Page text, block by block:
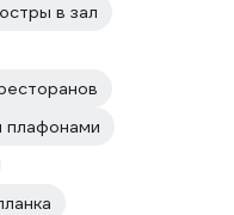
в зал
плафонами